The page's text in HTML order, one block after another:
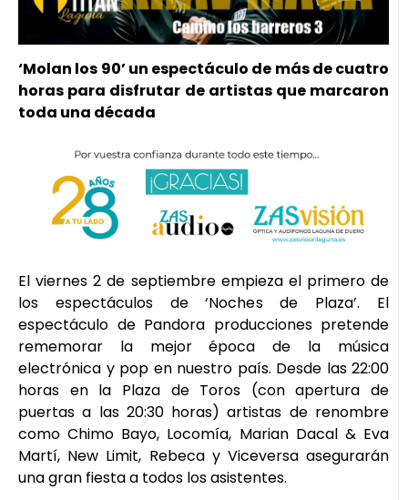
‘Molan los 90’ un espectáculo de más de cuatro
horas para disfrutar de artistas que marcaron
toda una década
El viernes 2 de septiembre empieza el primero de
los espectáculos de ‘Noches de Plaza’. El
espectáculo de Pandora producciones pretende
rememorar la mejor época de la música
electrónica y pop en nuestro país. Desde las 22:00
horas en la Plaza de Toros (con apertura de
puertas a las 20:30 horas) artistas de renombre
como Chimo Bayo, Locomía, Marian Dacal & Eva
Martí, New Limit, Rebeca y Viceversa asegurarán
una gran fiesta a todos los asistentes.